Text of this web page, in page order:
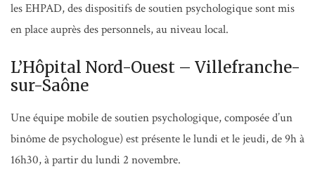
les EHPAD, des dispositifs de soutien psychologique sont mis
en place auprès des personnels, au niveau local.
L’Hôpital Nord-Ouest – Villefranche-
sur-Saône
Une équipe mobile de soutien psychologique, composée d’un
binôme de psychologue) est présente le lundi et le jeudi, de 9h à
16h30, à partir du lundi 2 novembre.